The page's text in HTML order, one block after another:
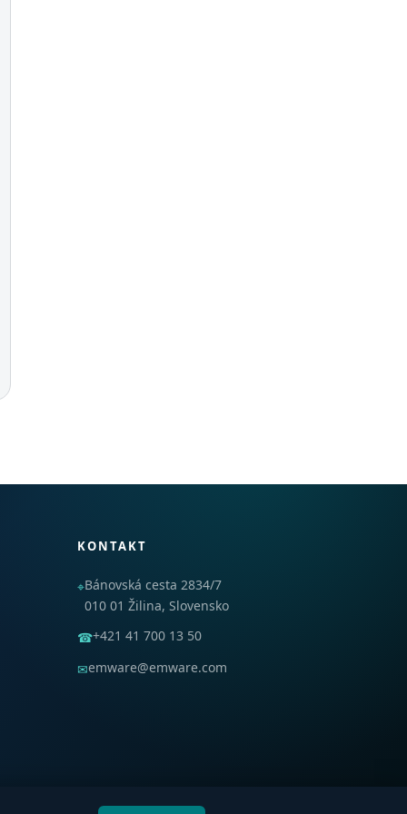
KONTAKT
⌖Bánovská cesta 2834/7
010 01 Žilina, Slovensko
☎+421 41 700 13 50
✉emware@emware.com